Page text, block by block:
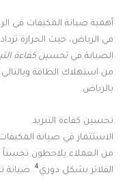
أهمية صيانة المكيفات في
في الرياض، حيث الحرارة
الصيانة فيتحسين كفاءة
من استهلاك الطاقة وبالتالي
بالرياض
تحسين كفاءة التبريد
الاستثمار في صيانة المكيفات
من العملاء يلاحظون تحسناً
الفلاتر بشكل دوري4. صيانة